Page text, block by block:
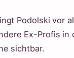
Podolski vor
Ex-Profis
sichtbar.